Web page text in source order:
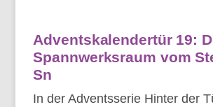
Adventskalendertür 19:
Spannwerksraum vom
Sn
In der Adventsserie Hinter der